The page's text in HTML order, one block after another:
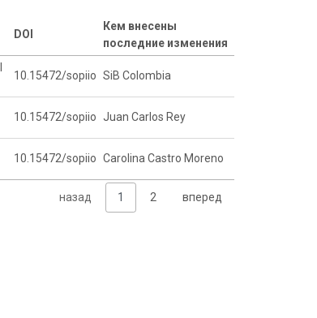
DOI
Кем внесены
последние изменения
10.15472/sopiio SiB Colombia
10.15472/sopiio Juan Carlos Rey
10.15472/sopiio Carolina Castro Moreno
назад 1 2 вперед